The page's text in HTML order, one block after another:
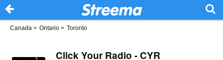
Canada > Ontario > Toronto
Click Your Radio - CYR